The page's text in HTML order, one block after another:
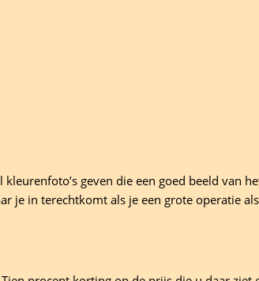
geven die een goed beeld van
je in terechtkomt als je een grote operatie als